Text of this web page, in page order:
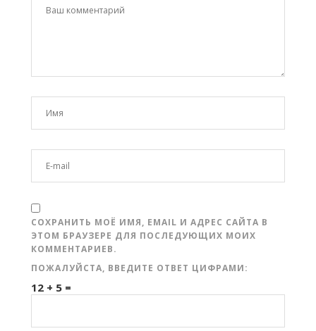
СОХРАНИТЬ МОЁ ИМЯ, EMAIL И АДРЕС САЙТА В
ЭТОМ БРАУЗЕРЕ ДЛЯ ПОСЛЕДУЮЩИХ МОИХ
КОММЕНТАРИЕВ.
ПОЖАЛУЙСТА, ВВЕДИТЕ ОТВЕТ ЦИФРАМИ:
12 + 5 =